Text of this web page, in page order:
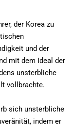
der Korea zu
und der
mit dem Ideal der
unsterbliche
vollbrachte.
sich unsterbliche
indem er